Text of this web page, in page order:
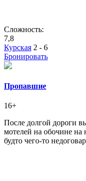
Сложность:
7,8
Курская 2 - 6
Бронировать
Пропавшие
16+
После долгой дороги
мотелей на обочине на
будто чего-то